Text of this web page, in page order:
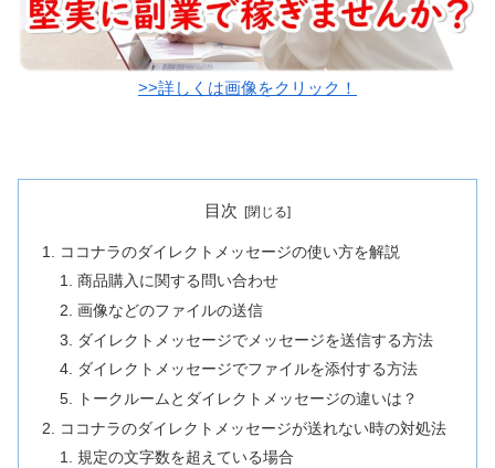
>>詳しくは画像をクリック！
目次
ココナラのダイレクトメッセージの使い方を解説
商品購入に関する問い合わせ
画像などのファイルの送信
ダイレクトメッセージでメッセージを送信する方法
ダイレクトメッセージでファイルを添付する方法
トークルームとダイレクトメッセージの違いは？
ココナラのダイレクトメッセージが送れない時の対処法
規定の文字数を超えている場合